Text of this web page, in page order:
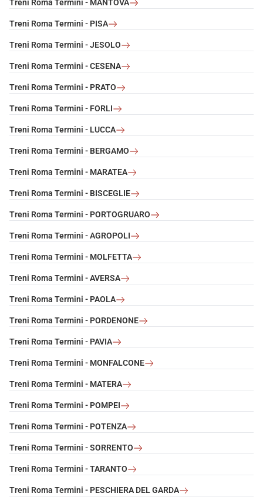
Treni Roma Termini - MANTOVA
Treni Roma Termini - PISA
Treni Roma Termini - JESOLO
Treni Roma Termini - CESENA
Treni Roma Termini - PRATO
Treni Roma Termini - FORLI
Treni Roma Termini - LUCCA
Treni Roma Termini - BERGAMO
Treni Roma Termini - MARATEA
Treni Roma Termini - BISCEGLIE
Treni Roma Termini - PORTOGRUARO
Treni Roma Termini - AGROPOLI
Treni Roma Termini - MOLFETTA
Treni Roma Termini - AVERSA
Treni Roma Termini - PAOLA
Treni Roma Termini - PORDENONE
Treni Roma Termini - PAVIA
Treni Roma Termini - MONFALCONE
Treni Roma Termini - MATERA
Treni Roma Termini - POMPEI
Treni Roma Termini - POTENZA
Treni Roma Termini - SORRENTO
Treni Roma Termini - TARANTO
Treni Roma Termini - PESCHIERA DEL GARDA